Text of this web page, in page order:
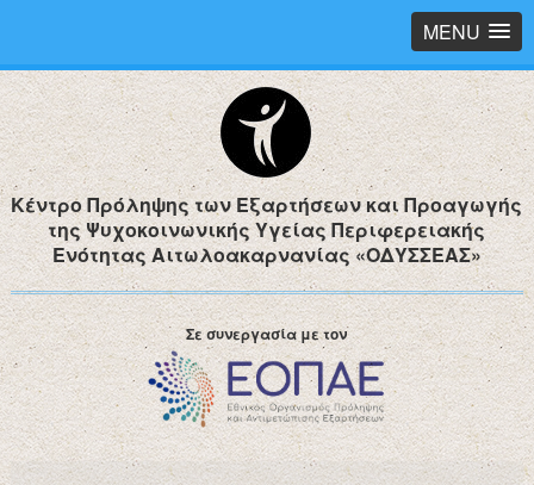
MENU
Κέντρο Πρόληψης των Εξαρτήσεων και Προαγωγής
της Ψυχοκοινωνικής Υγείας Περιφερειακής
Ενότητας Αιτωλοακαρνανίας «ΟΔΥΣΣΕΑΣ»
Σε συνεργασία με τον